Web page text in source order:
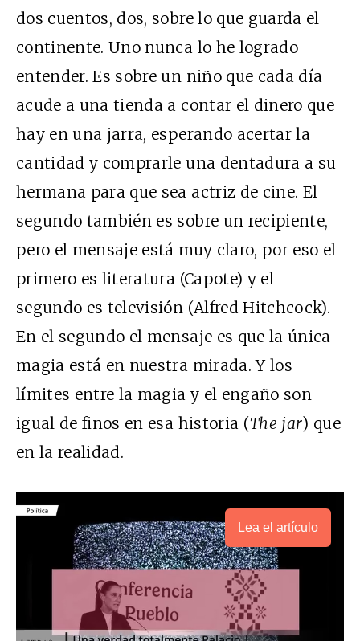
dos cuentos, dos, sobre lo que guarda el
continente. Uno nunca lo he logrado
entender. Es sobre un niño que cada día
acude a una tienda a contar el dinero que
hay en una jarra, esperando acertar la
cantidad y comprarle una dentadura a su
hermana para que sea actriz de cine. El
segundo también es sobre un recipiente,
pero el mensaje está muy claro, por eso el
primero es literatura (Capote) y el
segundo es televisión (Alfred Hitchcock).
En el segundo el mensaje es que la única
magia está en nuestra mirada. Y los
límites entre la magia y el engaño son
igual de finos en esa historia (The jar) que
en la realidad.
Lea el artículo